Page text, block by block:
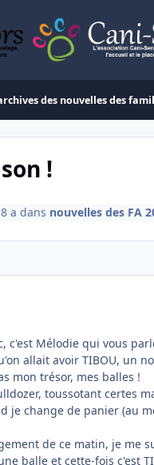
des nouvelles des
!
a dans nouvelles des FA
c'est Mélodie qui vous
allait avoir TIBOU, un
mon trésor, mes balles !
toussotant certes
je change de panier (au
de ce matin, je me
balle et cette-fois c'est